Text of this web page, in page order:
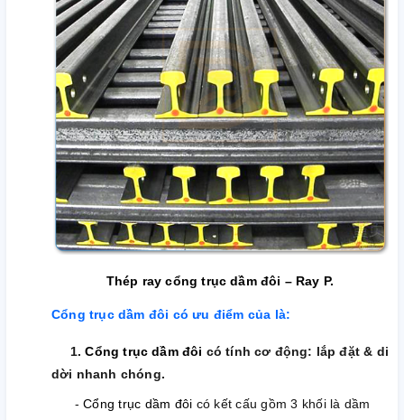
Thép ray cổng trục dầm đôi – Ray P.
Cổng trục dầm đôi có ưu điểm của là:
1.Cổng trục dầm đôi có tính cơ động: lắp đặt & di
dời nhanh chóng.
- Cổng trục dầm đôi có kết cấu gồm 3 khối là dầm